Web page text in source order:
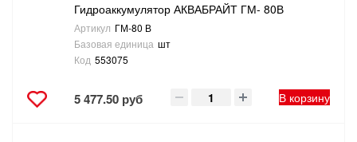
Гидроаккумулятор АКВАБРАЙТ ГМ- 80В
Артикул ГМ-80 В
Базовая единица шт
Код 553075
5 477.50 руб В корзину